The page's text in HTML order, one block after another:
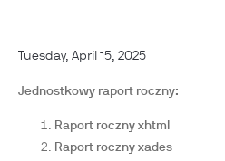
Tuesday, April 15, 2025
Jednostkowy raport roczny:
Raport roczny xhtml
Raport roczny xades